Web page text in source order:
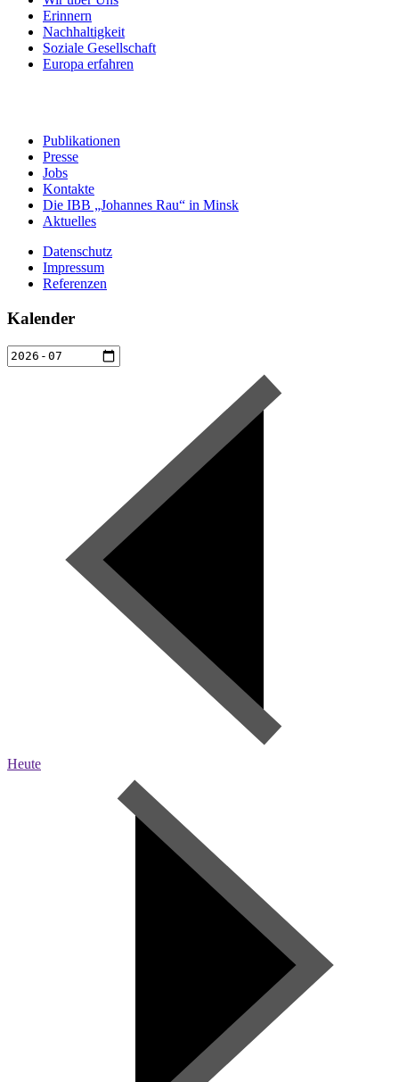
Erinnern
Nachhaltigkeit
Soziale Gesellschaft
Europa erfahren
Publikationen
Presse
Jobs
Kontakte
Die IBB „Johannes Rau“ in Minsk
Aktuelles
Datenschutz
Impressum
Referenzen
Kalender
Heute